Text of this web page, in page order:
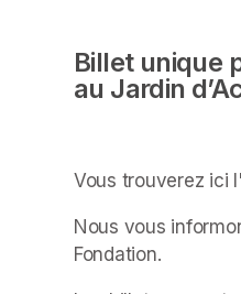
Billet unique
au Jardin
Vous trouverez ici
Nous vous
Fondation.